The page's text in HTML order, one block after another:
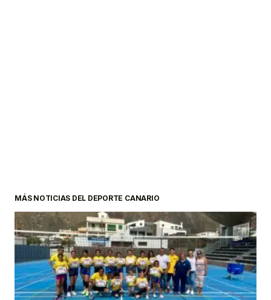
MÁS NOTICIAS DEL DEPORTE CANARIO